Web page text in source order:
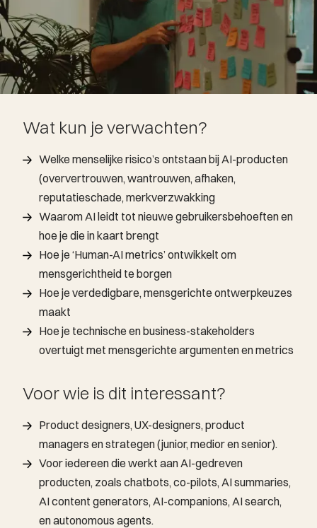
Wat kun je verwachten?
Welke menselijke risico’s ontstaan bij AI-producten
(oververtrouwen, wantrouwen, afhaken,
reputatieschade, merkverzwakking
Waarom AI leidt tot nieuwe gebruikersbehoeften en
hoe je die in kaart brengt
Hoe je ‘Human-AI metrics’ ontwikkelt om
mensgerichtheid te borgen
Hoe je verdedigbare, mensgerichte ontwerpkeuzes
maakt
Hoe je technische en business-stakeholders
overtuigt met mensgerichte argumenten en metrics
Voor wie is dit interessant?
Product designers, UX-designers, product
managers en strategen (junior, medior en senior).
Voor iedereen die werkt aan AI-gedreven
producten, zoals chatbots, co-pilots, AI summaries,
AI content generators, AI-companions, AI search,
en autonomous agents.